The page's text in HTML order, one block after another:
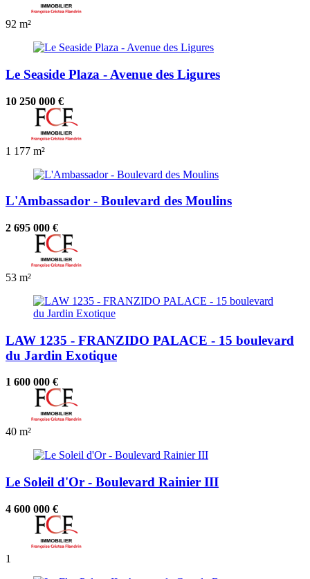
92 m²
Le Seaside Plaza - Avenue des Ligures
10 250 000 €
1 177 m²
L'Ambassador - Boulevard des Moulins
2 695 000 €
53 m²
LAW 1235 - FRANZIDO PALACE - 15 boulevard
du Jardin Exotique
1 600 000 €
40 m²
Le Soleil d'Or - Boulevard Rainier III
4 600 000 €
1